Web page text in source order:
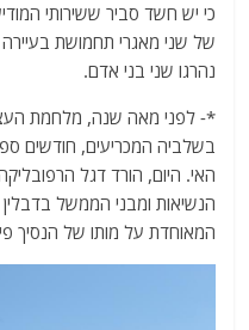
כי יש חשד סביר ששירותי
נהרגו שני בני אדם.
*- לפני מאה שנה, מלחמת
בשלביה המכריעים, חודשים
האי. היום, הורד דגל
הנשיאות ומבני הממשל
המאוחדת על מותו של הנסיך